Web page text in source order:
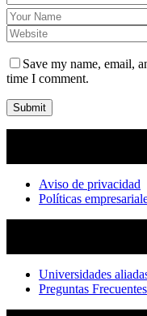
Save my name, email,
time I comment.
Submit
Aviso de privacidad
Políticas
Universidades
Preguntas Frecuentes